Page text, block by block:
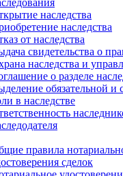
наследства
наследства
от наследства
свидетельства о
наследства и
о разделе
обязательной и
в наследстве
правила
сделок